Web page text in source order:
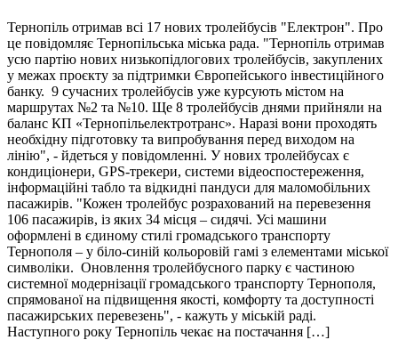
Тернопіль отримав всі 17 нових тролейбусів "Електрон". Про
це повідомляє Тернопільська міська рада. "Тернопіль отримав
усю партію нових низькопідлогових тролейбусів, закуплених
у межах проєкту за підтримки Європейського інвестиційного
банку. 9 сучасних тролейбусів уже курсують містом на
маршрутах №2 та №10. Ще 8 тролейбусів днями прийняли на
баланс КП «Тернопільелектротранс». Наразі вони проходять
необхідну підготовку та випробування перед виходом на
лінію", - йдеться у повідомленні. У нових тролейбусах є
кондиціонери, GPS-трекери, системи відеоспостереження,
інформаційні табло та відкидні пандуси для маломобільних
пасажирів. "Кожен тролейбус розрахований на перевезення
106 пасажирів, із яких 34 місця – сидячі. Усі машини
оформлені в єдиному стилі громадського транспорту
Тернополя – у біло-синій кольоровій гамі з елементами міської
символіки. Оновлення тролейбусного парку є частиною
системної модернізації громадського транспорту Тернополя,
спрямованої на підвищення якості, комфорту та доступності
пасажирських перевезень", - кажуть у міській раді.
Наступного року Тернопіль чекає на постачання […]